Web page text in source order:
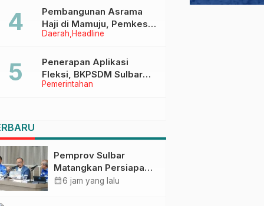
Daerah Headline
Pembangunan Asrama
Haji di Mamuju, Pemkesra
dan Kementerian Haji
Pemerintahan
Penerapan Aplikasi
Fleksi, BKPSDM Sulbar
Dorong Transformasi
Pemprov Sulbar
Matangkan Persiapan
HUT Ke-81 RI, Puncak
calendar_month6 jam yang lalu